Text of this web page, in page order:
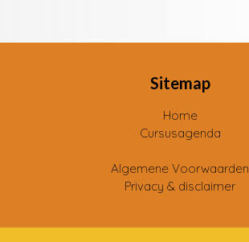
Sitemap
Home
Cursusagenda
Algemene Voorwaarden
Privacy & disclaimer